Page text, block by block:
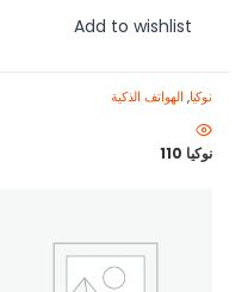
Add to wishlist
نوكيا, الهواتف الذكية
نوكيا 110